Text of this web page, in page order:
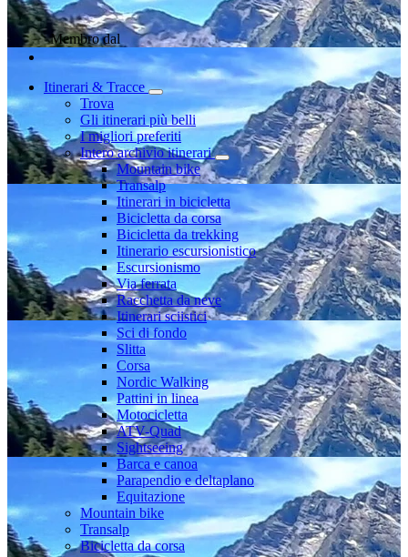
Membro dal
Itinerari & Tracce
Trova
Gli itinerari più belli
I migliori preferiti
Intero archivio itinerari
Mountain bike
Transalp
Itinerari in bicicletta
Bicicletta da corsa
Bicicletta da trekking
Itinerario escursionistico
Escursionismo
Via ferrata
Racchetta da neve
Itinerari sciistici
Sci di fondo
Slitta
Corsa
Nordic Walking
Pattini in linea
Motocicletta
ATV-Quad
Sightseeing
Barca e canoa
Parapendio e deltaplano
Equitazione
Mountain bike
Transalp
Bicicletta da corsa